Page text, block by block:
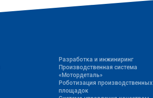
Разработка и инжиниринг
Производственная система
«Mотордеталь»
Роботизация производственных
площадок